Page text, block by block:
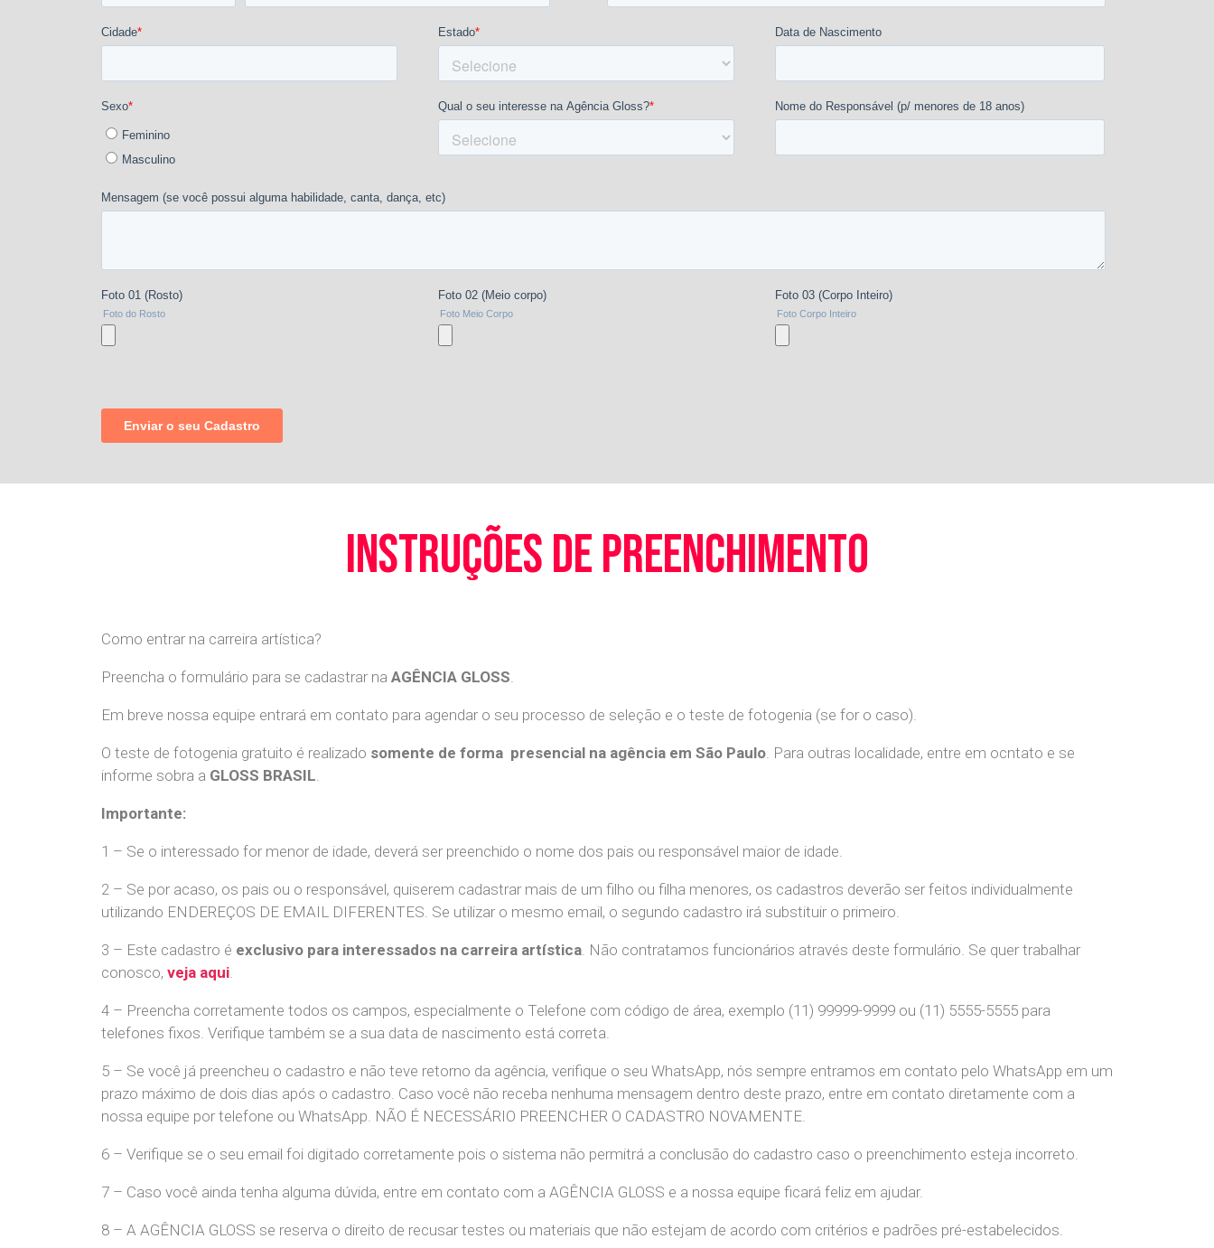
instruções de preenchimento
Como entrar na carreira artística?
Preencha o formulário para se cadastrar na AGÊNCIA GLOSS.
Em breve nossa equipe entrará em contato para agendar o seu processo de seleção e o teste de fotogenia (se for o caso).
O teste de fotogenia gratuito é realizado somente de forma presencial na agência em São Paulo. Para outras localidade, entre em ocntato e se
informe sobra a GLOSS BRASIL.
Importante:
1 – Se o interessado for menor de idade, deverá ser preenchido o nome dos pais ou responsável maior de idade.
2 – Se por acaso, os pais ou o responsável, quiserem cadastrar mais de um filho ou filha menores, os cadastros deverão ser feitos individualmente
utilizando ENDEREÇOS DE EMAIL DIFERENTES. Se utilizar o mesmo email, o segundo cadastro irá substituir o primeiro.
3 – Este cadastro é exclusivo para interessados na carreira artística. Não contratamos funcionários através deste formulário. Se quer trabalhar
conosco, veja aqui.
4 – Preencha corretamente todos os campos, especialmente o Telefone com código de área, exemplo (11) 99999-9999 ou (11) 5555-5555 para
telefones fixos. Verifique também se a sua data de nascimento está correta.
5 – Se você já preencheu o cadastro e não teve retorno da agência, verifique o seu WhatsApp, nós sempre entramos em contato pelo WhatsApp em um
prazo máximo de dois dias após o cadastro. Caso você não receba nenhuma mensagem dentro deste prazo, entre em contato diretamente com a
nossa equipe por telefone ou WhatsApp. NÃO É NECESSÁRIO PREENCHER O CADASTRO NOVAMENTE.
6 – Verifique se o seu email foi digitado corretamente pois o sistema não permitrá a conclusão do cadastro caso o preenchimento esteja incorreto.
7 – Caso você ainda tenha alguma dúvida, entre em contato com a AGÊNCIA GLOSS e a nossa equipe ficará feliz em ajudar.
8 – A AGÊNCIA GLOSS se reserva o direito de recusar testes ou materiais que não estejam de acordo com critérios e padrões pré-estabelecidos.